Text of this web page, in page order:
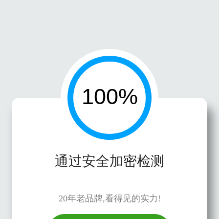
通过安全加密检测
20年老品牌,看得见的实力!